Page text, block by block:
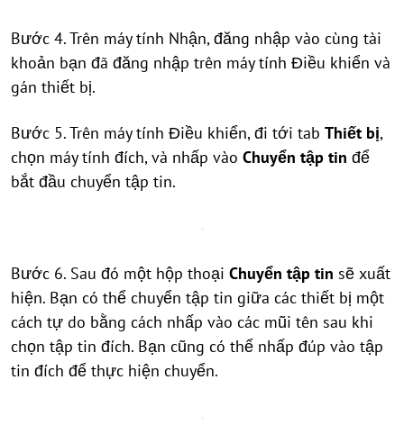
Bước 4. Trên máy tính Nhận, đăng nhập vào cùng tài
khoản bạn đã đăng nhập trên máy tính Điều khiển và
gán thiết bị.
Bước 5. Trên máy tính Điều khiển, đi tới tab Thiết bị,
chọn máy tính đích, và nhấp vào Chuyển tập tin để
bắt đầu chuyển tập tin.
Bước 6. Sau đó một hộp thoại Chuyển tập tin sẽ xuất
hiện. Bạn có thể chuyển tập tin giữa các thiết bị một
cách tự do bằng cách nhấp vào các mũi tên sau khi
chọn tập tin đích. Bạn cũng có thể nhấp đúp vào tập
tin đích để thực hiện chuyển.